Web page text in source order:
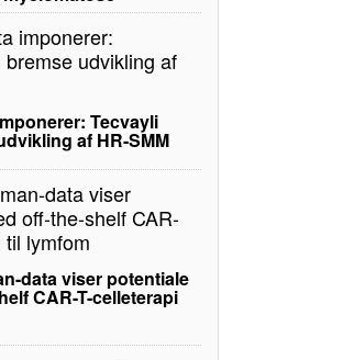
Tecvayli
af HR-SMM
data viser potentiale
CAR-T-celleterapi